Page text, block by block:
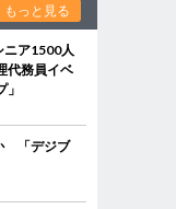
もっと見る
ニア1500人
代務員イベ
「デジブ